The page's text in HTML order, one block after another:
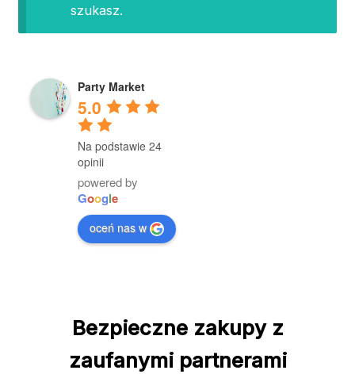
menu
Moje konto
szukasz.
Party Market
5.0
Na podstawie 24
opinii
powered by
Google
oceń nas w
Bezpieczne zakupy z
zaufanymi partnerami